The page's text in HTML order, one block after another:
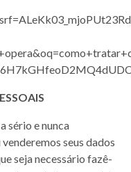
sério e nunca
seus dados
seja necessário fazê-